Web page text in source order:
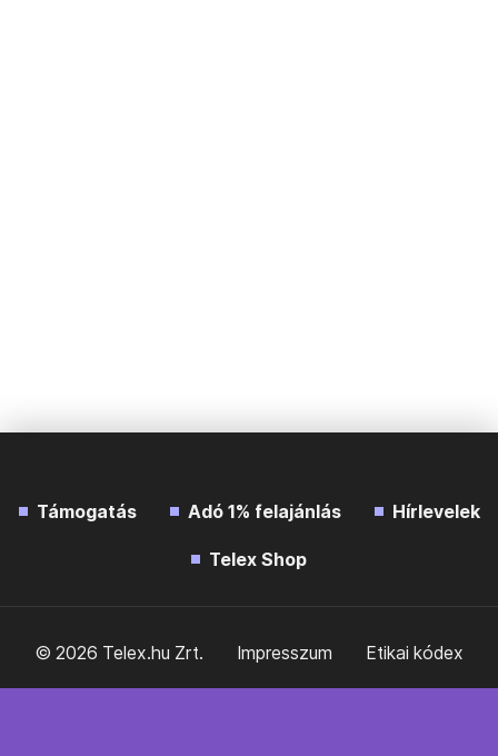
Támogatás Adó 1% felajánlás Hírlevelek
Telex Shop
© 2026 Telex.hu Zrt. Impresszum Etikai kódex